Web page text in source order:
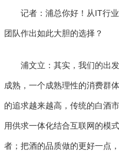
记者：浦总你好！从IT行
团队作出如此大胆的选择？
浦文立：其实，我们的出
成熟，一个成熟理性的消费群
的追求越来越高，传统的白酒
用供求一体化结合互联网的模
者；把酒的品质做的更好一点